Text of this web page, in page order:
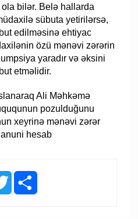
bilər. Belə hallarda
sübuta yetirilərsə,
edilməsinə ehtiyac
özü mənəvi zərərin
yaradır və əksini
etməlidir.
Ali Məhkəmə
pozulduğunu
xeyrinə mənəvi zərər
hesab
Twitter